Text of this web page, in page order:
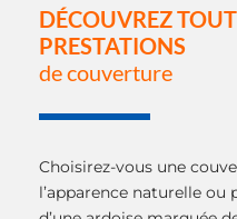
DÉCOUVREZ
PRESTATIONS
de couverture
Choisirez-vous une
l’apparence naturelle ou